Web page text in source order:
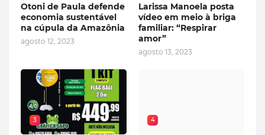
Otoni de Paula defende
economia sustentável
na cúpula da Amazônia
agosto 12, 2023
Larissa Manoela posta
vídeo em meio à briga
familiar: “Respirar
amor”
agosto 13, 2023
3 4